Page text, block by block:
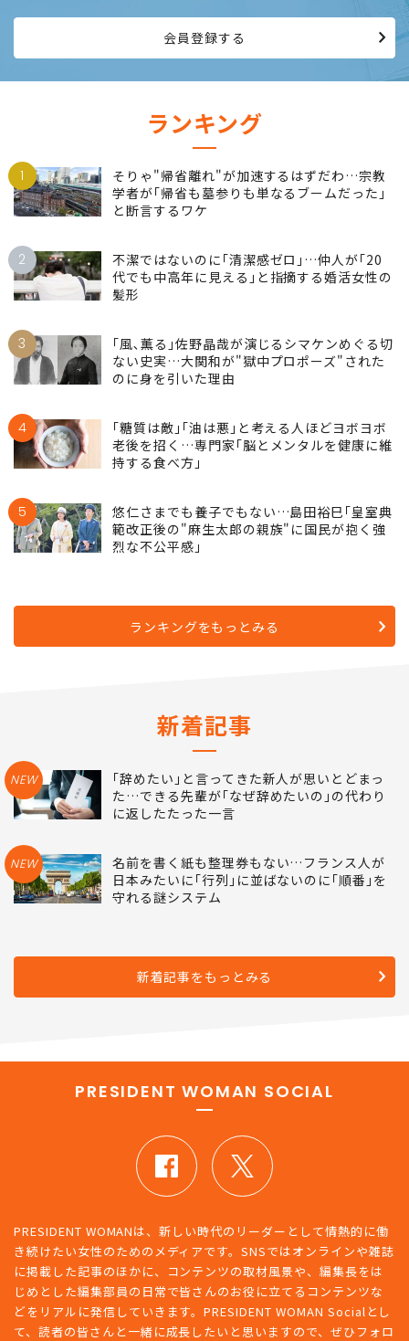
会員登録する
ランキング
1
そりゃ"帰省離れ"が加速するはずだわ…宗教
学者が｢帰省も墓参りも単なるブームだった｣
と断言するワケ
2
不潔ではないのに｢清潔感ゼロ｣…仲人が｢20
代でも中高年に見える｣と指摘する婚活女性の
髪形
3
｢風､薫る｣佐野晶哉が演じるシマケンめぐる切
ない史実…大関和が"獄中プロポーズ"された
のに身を引いた理由
4
｢糖質は敵｣｢油は悪｣と考える人ほどヨボヨボ
老後を招く…専門家｢脳とメンタルを健康に維
持する食べ方｣
5
悠仁さまでも養子でもない…島田裕巳｢皇室典
範改正後の"麻生太郎の親族"に国民が抱く強
烈な不公平感｣
ランキングをもっとみる
新着記事
NEW
｢辞めたい｣と言ってきた新人が思いとどまっ
た…できる先輩が｢なぜ辞めたいの｣の代わり
に返したたった一言
NEW
名前を書く紙も整理券もない…フランス人が
日本みたいに｢行列｣に並ばないのに｢順番｣を
守れる謎システム
新着記事をもっとみる
PRESIDENT WOMAN SOCIAL
PRESIDENT WOMANは、新しい時代のリーダーとして情熱的に働
き続けたい女性のためのメディアです。SNSではオンラインや雑誌
に掲載した記事のほかに、コンテンツの取材風景や、編集長をは
じめとした編集部員の日常で皆さんのお役に立てるコンテンツな
どをリアルに発信していきます。PRESIDENT WOMAN Socialとし
て、読者の皆さんと一緒に成長したいと思いますので、ぜひフォロ